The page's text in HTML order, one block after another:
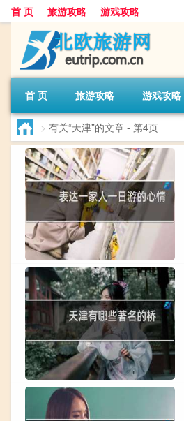
首 页 旅游攻略 游戏攻略
首 页 旅游攻略 游戏攻略
> 有关“天津”的文章 - 第4页